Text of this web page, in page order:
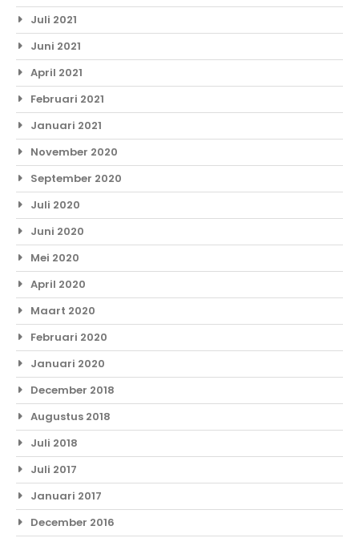
Juli 2021
Juni 2021
April 2021
Februari 2021
Januari 2021
November 2020
September 2020
Juli 2020
Juni 2020
Mei 2020
April 2020
Maart 2020
Februari 2020
Januari 2020
December 2018
Augustus 2018
Juli 2018
Juli 2017
Januari 2017
December 2016